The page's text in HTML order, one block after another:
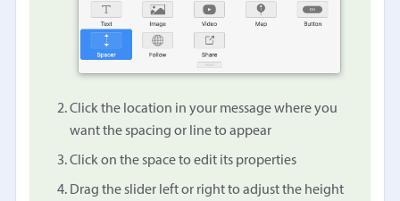
Click the location in your message where you
want the spacing or line to appear
Click on the space to edit its properties
Drag the slider left or right to adjust the height